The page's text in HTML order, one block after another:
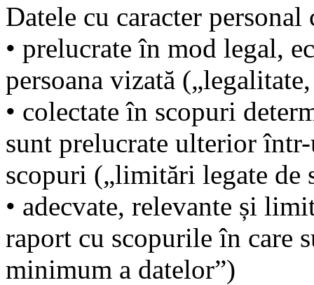
Datele cu caracter
• prelucrate în mod legal,
persoana vizată
• colectate în scopuri
sunt prelucrate ulterior
scopuri („limitări legate de
• adecvate, relevante și
raport cu scopurile în care
minimum a datelor”)